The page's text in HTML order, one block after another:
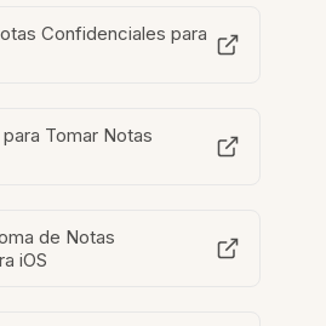
Confidenciales para
Tomar Notas
de Notas
iOS